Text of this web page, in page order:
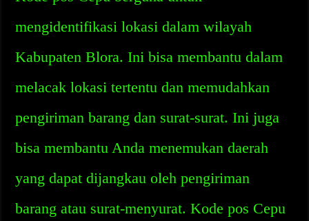
mengidentifikasi lokasi dalam wilayah
Kabupaten Blora. Ini bisa membantu dalam
melacak lokasi tertentu dan memudahkan
pengiriman barang dan surat-surat. Ini juga
bisa membantu Anda menemukan daerah
yang dapat dijangkau oleh pengiriman
barang atau surat-menyurat. Kode pos Cepu